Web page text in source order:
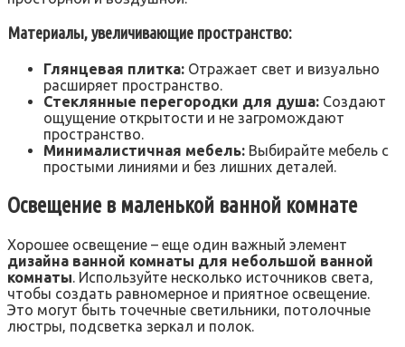
Материалы‚ увеличивающие пространство:
Глянцевая плитка: Отражает свет и визуально
расширяет пространство.
Стеклянные перегородки для душа: Создают
ощущение открытости и не загромождают
пространство.
Минималистичная мебель: Выбирайте мебель с
простыми линиями и без лишних деталей.
Освещение в маленькой ванной комнате
Хорошее освещение – еще один важный элемент
дизайна ванной комнаты для небольшой ванной
комнаты. Используйте несколько источников света‚
чтобы создать равномерное и приятное освещение.
Это могут быть точечные светильники‚ потолочные
люстры‚ подсветка зеркал и полок.